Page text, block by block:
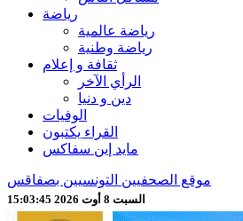
رياضة
رياضة عالمية
رياضة وطنية
ثقافة و إعلام
الرأي الآخر
دين و دنيا
الوفيات
القراء يكتبون
مايد إين سفاكس
موقع الصحفيين التونسيين بصفاقس
السبت 8 أوت 2026 15:03:47